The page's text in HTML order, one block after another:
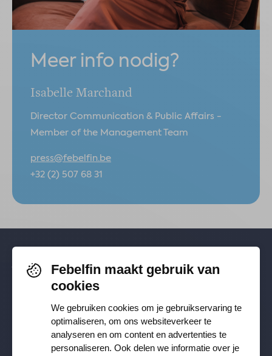
Meer info nodig?
Isabelle Marchand
Director Communication & Public Affairs -
Member of the Management Team
press@febelfin.be
+32 (2) 507 68 31
Volg je ons al? Blijf op de hoogte via
Facebook,TikTok
Instagram.
Febelfin maakt gebruik van
cookies
We gebruiken cookies om je gebruikservaring te
optimaliseren, om ons websiteverkeer te
analyseren en om content en advertenties te
personaliseren. Ook delen we informatie over je